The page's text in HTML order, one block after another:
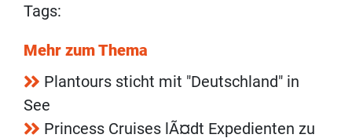
Tags:
Mehr zum Thema
Plantours sticht mit "Deutschland" in
See
Princess Cruises lÃ¤dt Expedienten zu